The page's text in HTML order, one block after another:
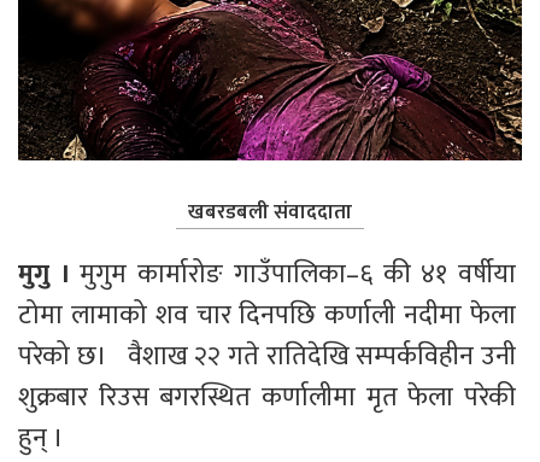
खबरडबली संवाददाता
मुगु । मुगुम कार्मारोङ गाउँपालिका–६ की ४१ वर्षीया
टोमा लामाको शव चार दिनपछि कर्णाली नदीमा फेला
परेको छ।   वैशाख २२ गते रातिदेखि सम्पर्कविहीन उनी
शुक्रबार रिउस बगरस्थित कर्णालीमा मृत फेला परेकी
हुन् ।